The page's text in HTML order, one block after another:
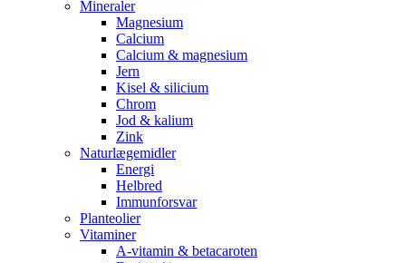
Mineraler
Magnesium
Calcium
Calcium & magnesium
Jern
Kisel & silicium
Chrom
Jod & kalium
Zink
Naturlægemidler
Energi
Helbred
Immunforsvar
Planteolier
Vitaminer
A-vitamin & betacaroten